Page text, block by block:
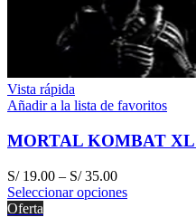
Vista rápida
Añadir a la lista de favoritos
MORTAL KOMBAT
S/19.00 – S/35.00
Seleccionar opciones
Oferta